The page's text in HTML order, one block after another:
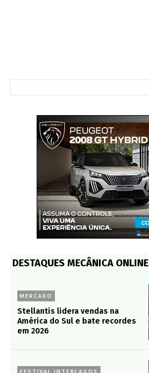
DESTAQUES MECÂNICA ONLINE
MERCADO
Stellantis lidera vendas na
América do Sul e bate recordes
em 2026
FESTIVAL INTERLAGOS